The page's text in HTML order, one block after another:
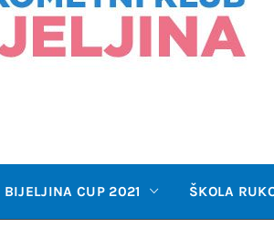
BIJELJINA CUP 2021 ŠKOLA